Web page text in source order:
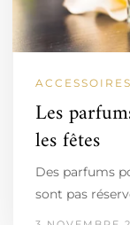
ACCESSOIRES
Les
les fêtes
Des parfums
sont pas